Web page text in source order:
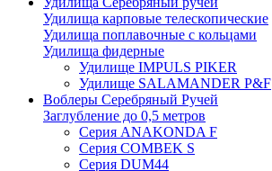
Удилища карповые телескопические
Удилища поплавочные с кольцами
Удилища фидерные
Удилище IMPULS PIKER
Удилище SALAMANDER P&F
Воблеры Серебряный Ручей
Заглубление до 0,5 метров
Серия ANAKONDA F
Серия COMBEK S
Серия DUM44